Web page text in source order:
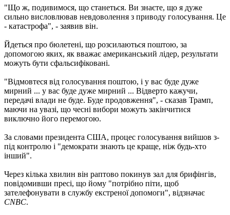
"Що ж, подивимося, що станеться. Ви знаєте, що я дуже
сильно висловлював невдоволення з приводу голосування. Це
- катастрофа", - заявив він.
Йдеться про бюлетені, що розсилаються поштою, за
допомогою яких, як вважає американський лідер, результати
можуть бути сфальсифіковані.
"Відмовтеся від голосування поштою, і у вас буде дуже
мирний ... у вас буде дуже мирний ... Відверто кажучи,
передачі влади не буде. Буде продовження", - сказав Трамп,
маючи на увазі, що чесні вибори можуть закінчитися
виключно його перемогою.
За словами президента США, процес голосування вийшов з-
під контролю і "демократи знають це краще, ніж будь-хто
інший".
Через кілька хвилин він раптово покинув зал для брифінгів,
повідомивши пресі, що йому "потрібно піти, щоб
зателефонувати в службу екстреної допомоги", відзначає
CNBC.